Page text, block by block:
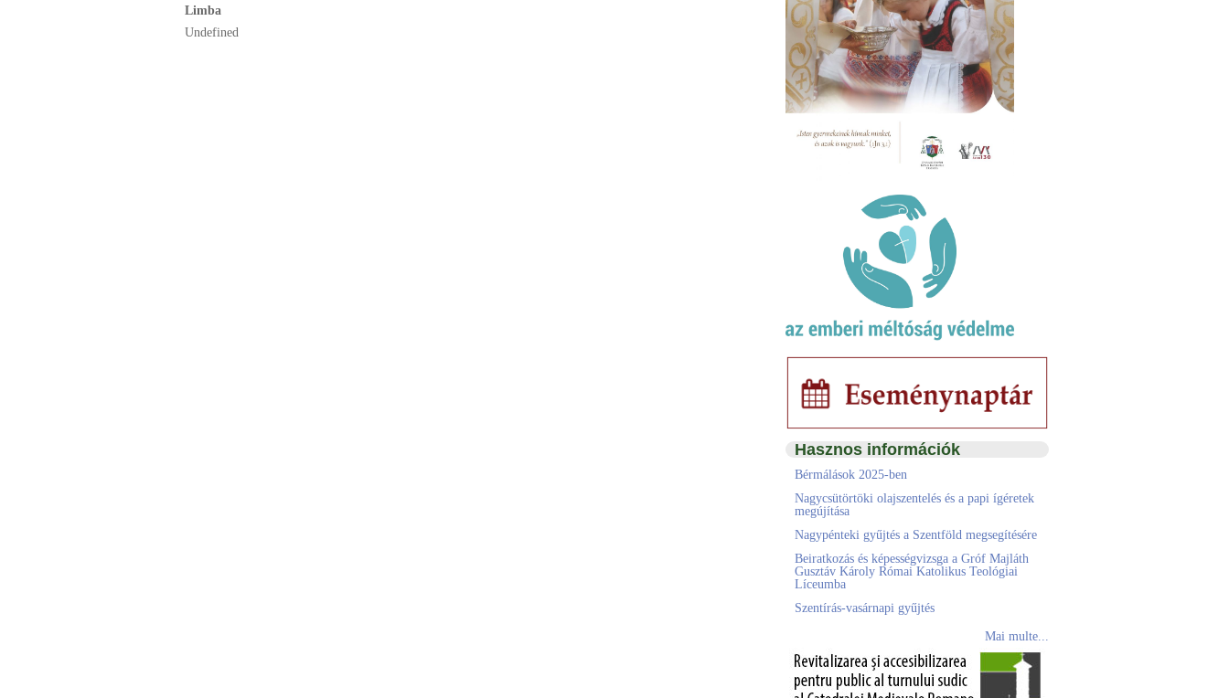
Limba
Undefined
Hasznos információk
Bérmálások 2025-ben
Nagycsütörtöki olajszentelés és a papi ígéretek
megújítása
Nagypénteki gyűjtés a Szentföld megsegítésére
Beiratkozás és képességvizsga a Gróf Majláth
Gusztáv Károly Római Katolikus Teológiai
Líceumba
Szentírás-vasárnapi gyűjtés
Mai multe...